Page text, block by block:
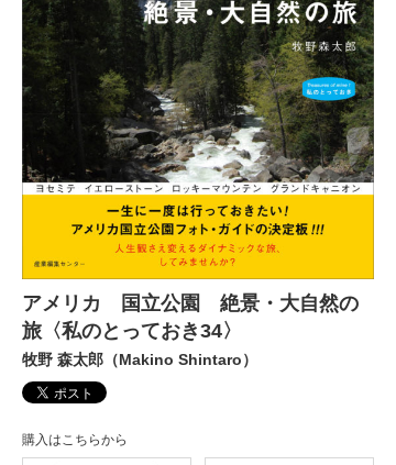
アメリカ 国立公園 絶景・大自然の
旅〈私のとっておき34〉
牧野 森太郎（Makino Shintaro）
購入はこちらから